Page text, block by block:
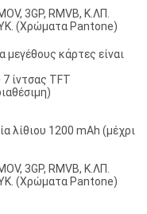
3GP, RMVB, Κ.ΛΠ.
(Χρώματα Pantone)
μεγέθους κάρτες είναι
ίντσας TFT
λίθιου 1200 mAh (μέχρι
3GP, RMVB, Κ.ΛΠ.
(Χρώματα Pantone)